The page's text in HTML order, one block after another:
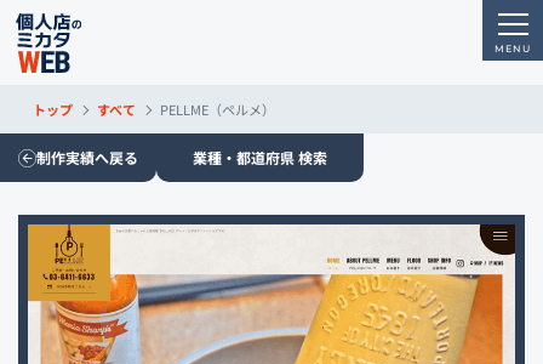
トップ すべて PELLME（ペルメ）
制作実績へ戻る 業種・都道府県 検索